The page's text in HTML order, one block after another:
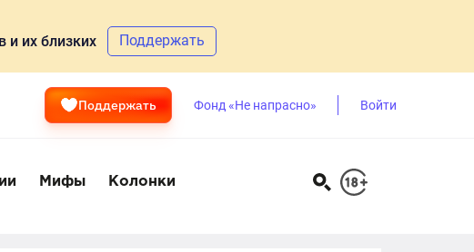
и их близких Поддержать
Поддержать Фонд «Не напрасно» Войти
Мифы Колонки